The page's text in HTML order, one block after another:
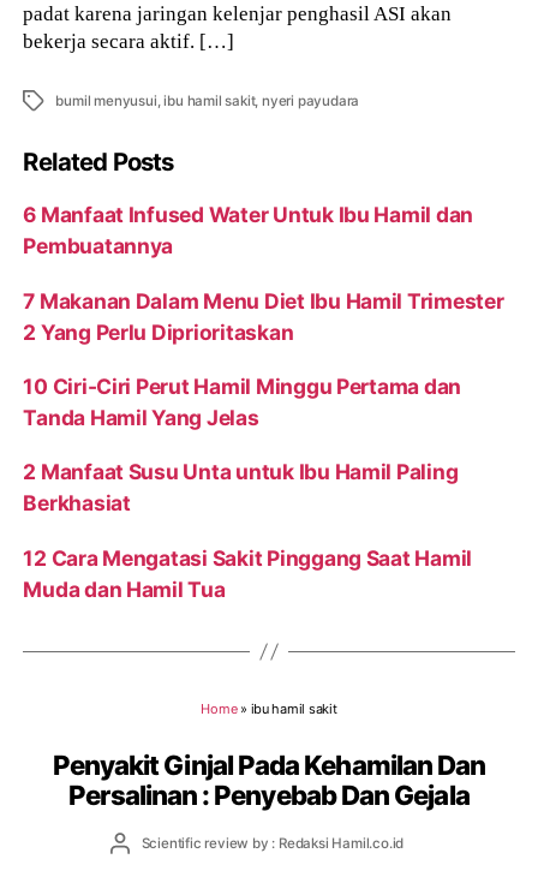
padat karena jaringan kelenjar penghasil ASI akan
bekerja secara aktif. […]
Tags bumil menyusui ,ibu hamil sakit, nyeri payudara
Related Posts
6 Manfaat Infused Water Untuk Ibu Hamil dan
Pembuatannya
7 Makanan Dalam Menu Diet Ibu Hamil Trimester
2 Yang Perlu Diprioritaskan
10 Ciri-Ciri Perut Hamil Minggu Pertama dan
Tanda Hamil Yang Jelas
2 Manfaat Susu Unta untuk Ibu Hamil Paling
Berkhasiat
12 Cara Mengatasi Sakit Pinggang Saat Hamil
Muda dan Hamil Tua
Home» ibu hamil sakit
Penyakit Ginjal Pada Kehamilan Dan
Persalinan : Penyebab Dan Gejala
PostScientific review by : Redaksi Hamil.co.id